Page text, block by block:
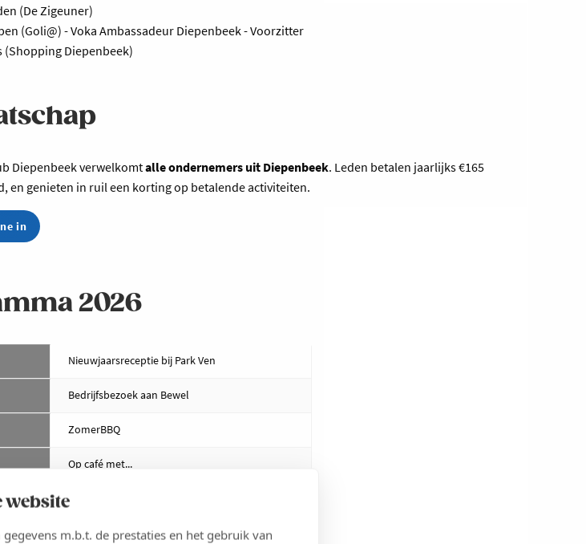
website
m.b.t. de prestaties en het gebruik van
(De Zigeuner)
(Goli@) - Voka Ambassadeur Diepenbeek - Voorzitter
(Shopping Diepenbeek)
Diepenbeek verwelkomtalle ondernemers uit Diepenbeek. Leden betalen jaarlijks €165
en genieten in ruil een korting op betalende activiteiten.
in
2026
Nieuwjaarsreceptie bij Park Ven
Bedrijfsbezoek aan Bewel
ZomerBBQ
Op café met...
ntb
Kerstdrink